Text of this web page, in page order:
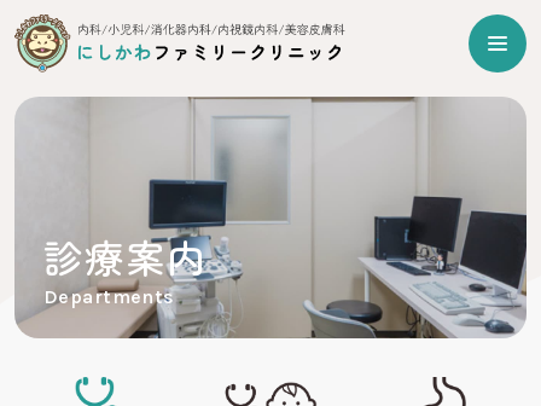
診療案内
Departments